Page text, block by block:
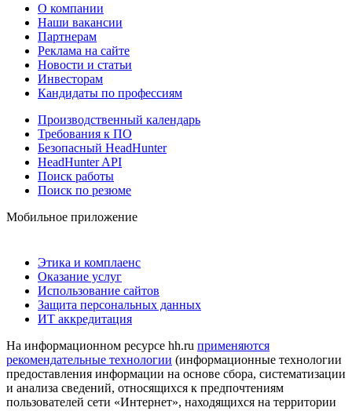
О компании
Наши вакансии
Партнерам
Реклама на сайте
Новости и статьи
Инвесторам
Кандидаты по профессиям
Производственный календарь
Требования к ПО
Безопасный HeadHunter
HeadHunter API
Поиск работы
Поиск по резюме
Мобильное приложение
Этика и комплаенс
Оказание услуг
Использование сайтов
Защита персональных данных
ИТ аккредитация
На информационном ресурсе hh.ru применяются
рекомендательные технологии (информационные технологии
предоставления информации на основе сбора, систематизации
и анализа сведений, относящихся к предпочтениям
пользователей сети «Интернет», находящихся на территории